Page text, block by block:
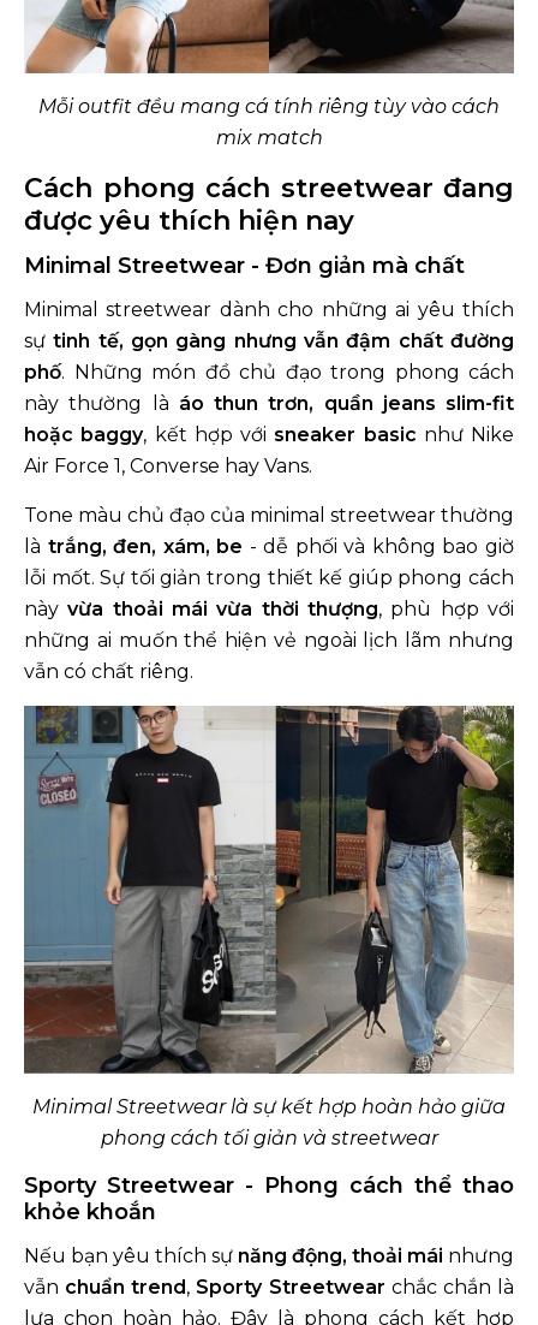
Mỗi outfit đều mang cá tính riêng tùy vào cách
mix match
Cách phong cách streetwear đang
được yêu thích hiện nay
Minimal Streetwear - Đơn giản mà chất
Minimal streetwear dành cho những ai yêu thích
sựtinh tế, gọn gàng nhưng vẫn đậm chất đường
phố. Những món đồ chủ đạo trong phong cách
này thường là áo thun trơn, quần jeans slim-fit
hoặc baggy, kết hợp với sneaker basic như Nike
Air Force 1, Converse hay Vans.
Tone màu chủ đạo của minimal streetwear thường
là trắng, đen, xám, be - dễ phối và không bao giờ
lỗi mốt. Sự tối giản trong thiết kế giúp phong cách
nàyvừa thoải mái vừa thời thượng, phù hợp với
những ai muốn thể hiện vẻ ngoài lịch lãm nhưng
vẫn có chất riêng.
Minimal Streetwear là sự kết hợp hoàn hảo giữa
phong cách tối giản và streetwear
Sporty Streetwear - Phong cách thể thao
khỏe khoắn
Nếu bạn yêu thích sự năng động, thoải mái nhưng
vẫn chuẩn trend, Sporty Streetwear chắc chắn là
lựa chọn hoàn hảo. Đây là phong cách kết hợp